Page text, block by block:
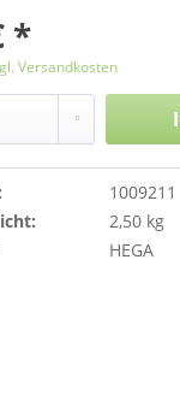
*
Versandkosten
1009211
2,50 kg
HEGA